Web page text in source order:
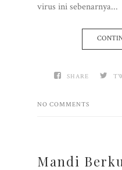
virus ini sebenarnya...
SHARE
NO COMMENTS
Mandi